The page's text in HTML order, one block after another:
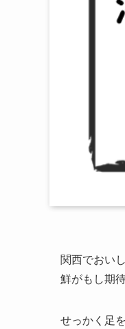
関西でおい
鮮がもし期
せっかく足